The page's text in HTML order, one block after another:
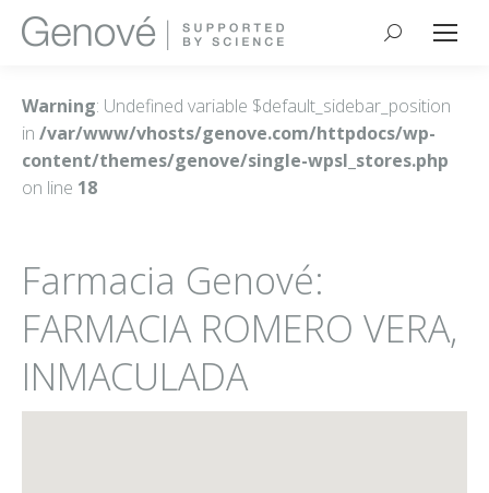
Buscar:
Warning: Undefined variable $default_sidebar_position
in /var/www/vhosts/genove.com/httpdocs/wp-
content/themes/genove/single-wpsl_stores.php
on line 18
Farmacia Genové:
FARMACIA ROMERO VERA,
INMACULADA